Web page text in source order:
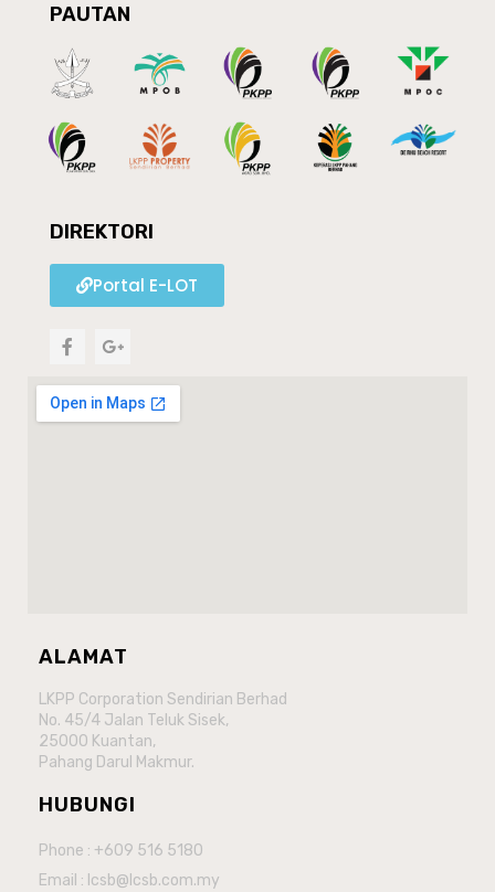
ALAMAT
LKPP Corporation Sendirian Berhad
No. 45/4 Jalan Teluk Sisek,
25000 Kuantan,
Pahang Darul Makmur.
HUBUNGI
Phone : +609 516 5180
Email : lcsb@lcsb.com.my
PAUTAN
DIREKTORI
Portal E-LOT